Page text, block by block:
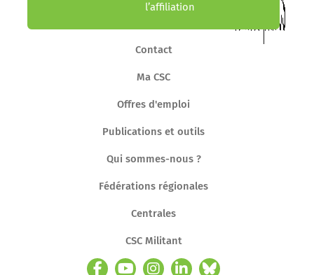
l’affiliation
Contact
Ma CSC
Offres d'emploi
Publications et outils
Qui sommes-nous ?
Fédérations régionales
Centrales
CSC Militant